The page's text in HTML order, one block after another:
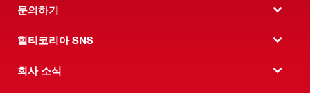
문의하기
힐티코리아 SNS
회사 소식